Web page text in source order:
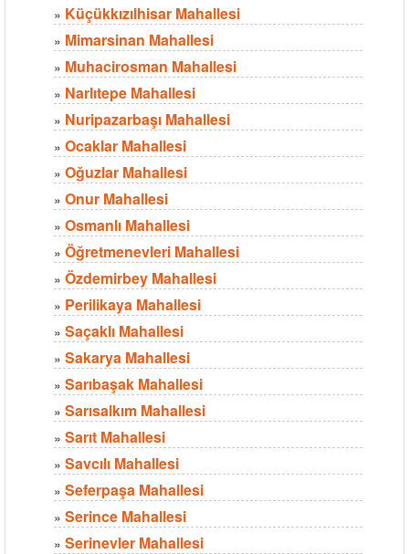
» Küçükkızılhisar Mahallesi
» Mimarsinan Mahallesi
» Muhacirosman Mahallesi
» Narlıtepe Mahallesi
» Nuripazarbaşı Mahallesi
» Ocaklar Mahallesi
» Oğuzlar Mahallesi
» Onur Mahallesi
» Osmanlı Mahallesi
» Öğretmenevleri Mahallesi
» Özdemirbey Mahallesi
» Perilikaya Mahallesi
» Saçaklı Mahallesi
» Sakarya Mahallesi
» Sarıbaşak Mahallesi
» Sarısalkım Mahallesi
» Sarıt Mahallesi
» Savcılı Mahallesi
» Seferpaşa Mahallesi
» Serince Mahallesi
» Serinevler Mahallesi